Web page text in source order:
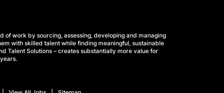
work by sourcing, assessing, developing and managing
with skilled talent while finding meaningful, sustainable
Talent Solutions – creates substantially more value for